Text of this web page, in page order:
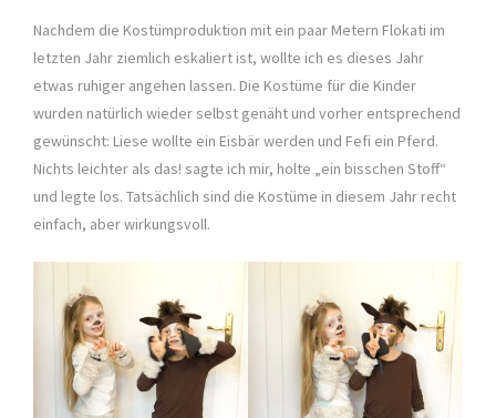
Nachdem die Kostümproduktion mit ein paar Metern Flokati im
letzten Jahr ziemlich eskaliert ist, wollte ich es dieses Jahr
etwas ruhiger angehen lassen. Die Kostüme für die Kinder
wurden natürlich wieder selbst genäht und vorher entsprechend
gewünscht: Liese wollte ein Eisbär werden und Fefi ein Pferd.
Nichts leichter als das! sagte ich mir, holte „ein bisschen Stoff“
und legte los. Tatsächlich sind die Kostüme in diesem Jahr recht
einfach, aber wirkungsvoll.